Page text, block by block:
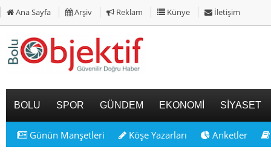
Ana Sayfa Arşiv Reklam Künye İletişim
BOLU SPOR GÜNDEM EKONOMİ SİYASET
Günün Manşetleri Köşe Yazarları Anketler